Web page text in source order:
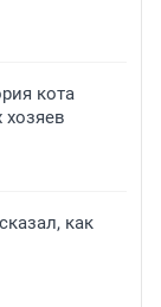
кота
как